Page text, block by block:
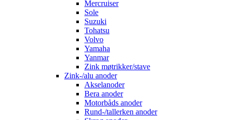
Mercruiser
Sole
Suzuki
Tohatsu
Volvo
Yamaha
Yanmar
Zink møtrikker/stave
Zink-/alu anoder
Akselanoder
Bera anoder
Motorbåds anoder
Rund-/tallerken anoder